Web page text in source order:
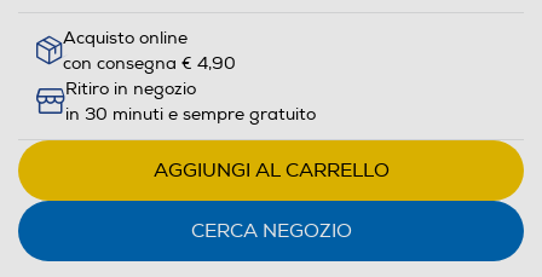
Acquisto online
con consegna € 4,90
Ritiro in negozio
in 30 minuti e sempre gratuito
AGGIUNGI AL CARRELLO
CERCA NEGOZIO